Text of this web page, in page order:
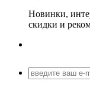
Новинки,
скидки и